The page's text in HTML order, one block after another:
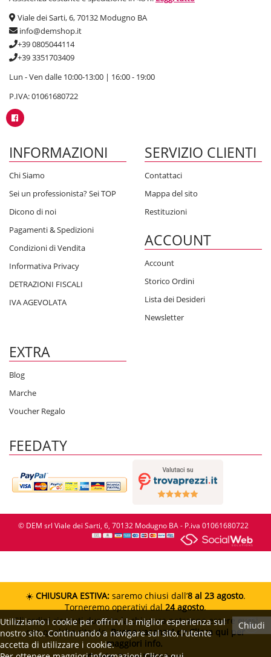
Viale dei Sarti, 6, 70132 Modugno BA
info@demshop.it
+39 0805044114
+39 3351703409
Lun - Ven dalle 10:00-13:00 | 16:00 - 19:00
P.IVA: 01061680722
INFORMAZIONI
Chi Siamo
Sei un professionista? Sei TOP
Dicono di noi
Pagamenti & Spedizioni
Condizioni di Vendita
Informativa Privacy
DETRAZIONI FISCALI
IVA AGEVOLATA
SERVIZIO CLIENTI
Contattaci
Mappa del sito
Restituzioni
ACCOUNT
Account
Storico Ordini
Lista dei Desideri
Newsletter
EXTRA
Blog
Marche
Voucher Regalo
FEEDATY
© DEM srl Viale dei Sarti, 6, 70132 Modugno BA - P.iva 01061680722
Chiudi
Utilizziamo i cookie per offrirvi la miglior esperienza sul
nostro sito. Continuando a navigare sul sito, l'utente
accetta di utilizzare i cookie.
☀️ CHIUSURA ESTIVA: saremo chiusi dall’8 al 23 agosto.
Torneremo operativi dal24 agosto.
Gli ordini ricevuti durante la chiusura potranno essere evasi
con qualche ritardo. Buone vacanze!👉 Clicca qui per
maggiori info.